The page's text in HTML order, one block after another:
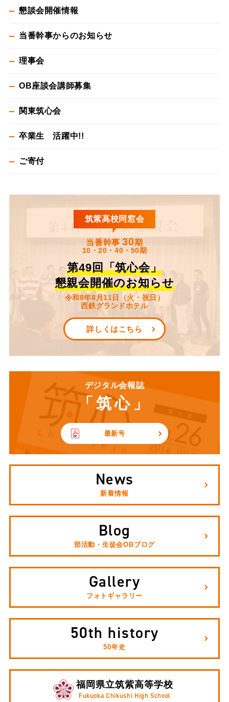
懇談会開催情報
当番幹事からのお知らせ
理事会
OB座談会講師募集
関東筑心会
卒業生 活躍中!!
ご寄付
筑紫高校同窓会
当番幹事30期
10・20・40・50期
第49回「筑心会」
懇親会開催のお知らせ
令和8年8月11日（火・祝日）
西鉄グランドホテル
詳しくはこちら
デジタル会報誌
「筑心」
最新号
News
新着情報
Blog
部活動・生徒会OBブログ
Gallery
フォトギャラリー
50th history
50年史
福岡県立筑紫高等学校
Fukuoka Chikushi High School